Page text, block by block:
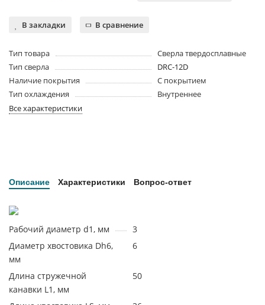
В закладки В сравнение
Тип товара
Сверла твердосплавные
Тип сверла
DRC-12D
Наличие покрытия
С покрытием
Тип охлаждения
Внутреннее
Все характеристики
Описание Характеристики Вопрос-ответ
Рабочий диаметр d1, мм
3
Диаметр хвостовика Dh6,
мм
6
Длина стружечной
канавки L1, мм
50